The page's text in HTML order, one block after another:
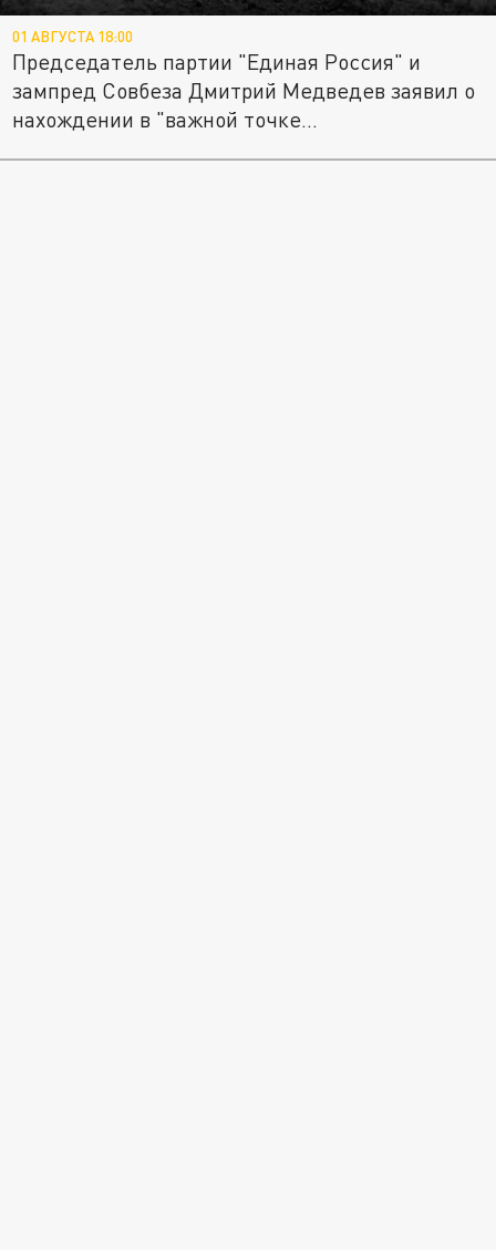
01 АВГУСТА 18:00
Председатель партии "Единая Россия" и
зампред Совбеза Дмитрий Медведев заявил о
нахождении в "важной точке...